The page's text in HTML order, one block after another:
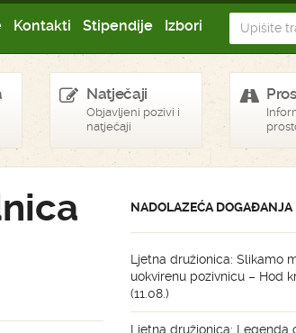
Kontakti Stipendije Izbori
Natječaji
Objavljeni pozivi i
natječaji
NADOLAZEĆA DOGAĐANJA
Ljetna družionica: Slikamo
uokvirenu pozivnicu – Hod
(11.08.)
Ljetna družionica: Legenda